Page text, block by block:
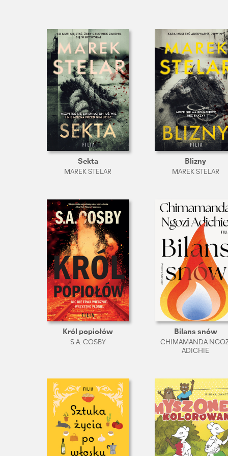
Sekta
MAREK STELAR
Blizny
MAREK STELAR
Król popiołów
S.A. COSBY
Bilans snów
CHIMAMANDA
ADICHIE